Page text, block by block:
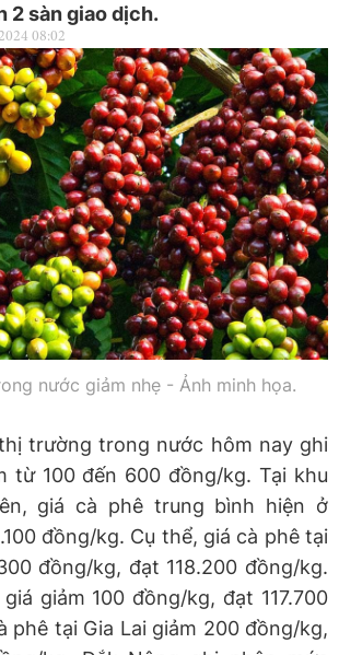
2 sàn giao dịch.
08:02
nước giảm nhẹ - Ảnh minh họa.
trường trong nước hôm nay ghi
từ 100 đến 600 đồng/kg. Tại khu
giá cà phê trung bình hiện ở
đồng/kg. Cụ thể, giá cà phê tại
đồng/kg, đạt 118.200 đồng/kg.
giảm 100 đồng/kg, đạt 117.700
phê tại Gia Lai giảm 200 đồng/kg,